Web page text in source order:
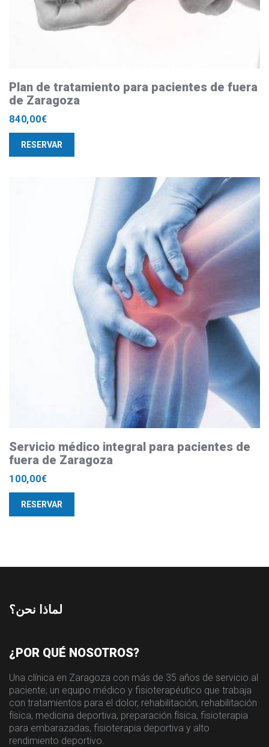
Plan de tratamiento para pacientes de fuera
de Zaragoza
840,00€
RESERVAR
Servicio médico integral para pacientes de
fuera de Zaragoza
100,00€
RESERVAR
لماذا نحن؟
¿POR QUÉ NOSOTROS?
Una clínica en Zaragoza con más de 35 años de servicio al
paciente; un equipo médico y fisioterapéutico que trabaja
con tratamientos para el dolor, rehabilitación, rehabilitación
física, medicina deportiva, preparación física, fisioterapia
para embarazadas, fisioterapia deportiva y alto
rendimiento deportivo.